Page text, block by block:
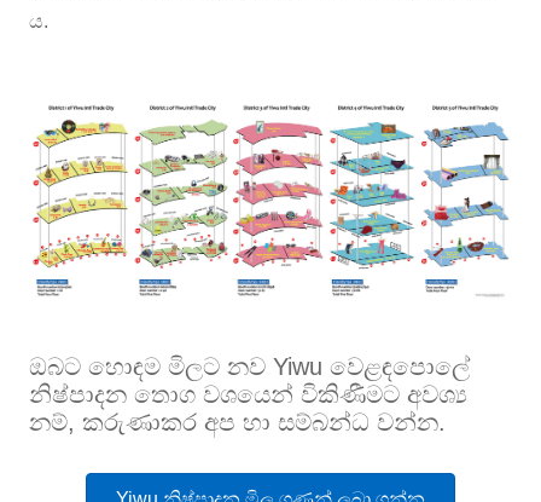
ය.
ඔබට හොඳම මිලට නව Yiwu වෙළඳපොලේ
නිෂ්පාදන තොග වශයෙන් විකිණීමට අවශ්‍ය
නම්, කරුණාකර අප හා සම්බන්ධ වන්න.